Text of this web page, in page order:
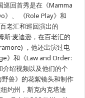
巡回首秀是在《Mamma
》、 《Role Play》和
老汇和巡回演出的
斯·麦迪逊，在百老汇的
，他还出演过电
》和《Law and Order:
介绍视频以及他们的个
兽》的花絮镜头和制作
约州，斯克内克塔迪